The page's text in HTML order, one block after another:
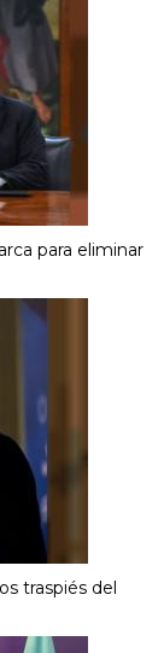
para eliminar
traspiés del